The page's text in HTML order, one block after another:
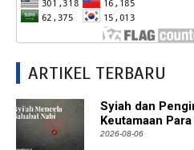
ARTIKEL TERBARU
Syiah dan
Keutamaan
2026-08-06